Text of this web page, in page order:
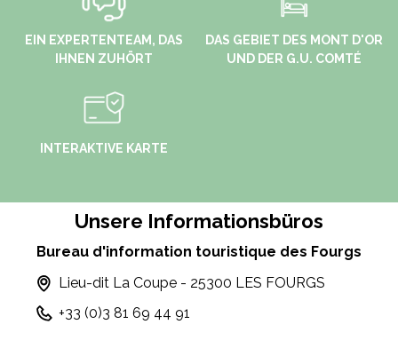
EIN EXPERTENTEAM, DAS
IHNEN ZUHÖRT
DAS GEBIET DES MONT D'OR
UND DER G.U. COMTÉ
INTERAKTIVE KARTE
Unsere Informationsbüros
Bureau d'information touristique des Fourgs
Lieu-dit La Coupe - 25300 LES FOURGS
+33 (0)3 81 69 44 91